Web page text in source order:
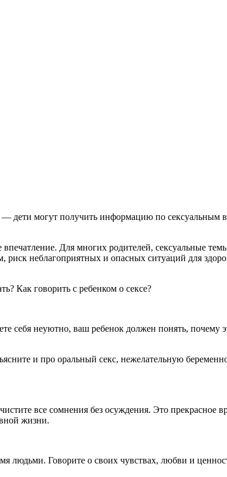
— дети могут получить информацию по сексуальным
впечатление. Для многих родителей, сексуальные
неблагоприятных и опасных ситуаций для
Как говорить с ребенком о сексе?
себя неуютно, ваш ребенок должен понять, почему
и про оральный секс, нежелательную
все сомнения без осуждения. Это прекрасное
жизни.
людьми. Говорите о своих чувствах, любви и